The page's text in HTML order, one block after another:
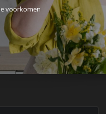
voorkomen